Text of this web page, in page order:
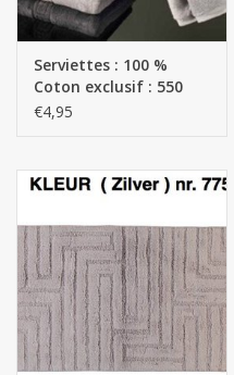
pull-over
Maison et vêtements de
nuit (MEN)
costume
Tissus au mètre
ARTICLES CADEAUX
Serviettes : 100 %
Coton exclusif : 550
g/m2
€4,95